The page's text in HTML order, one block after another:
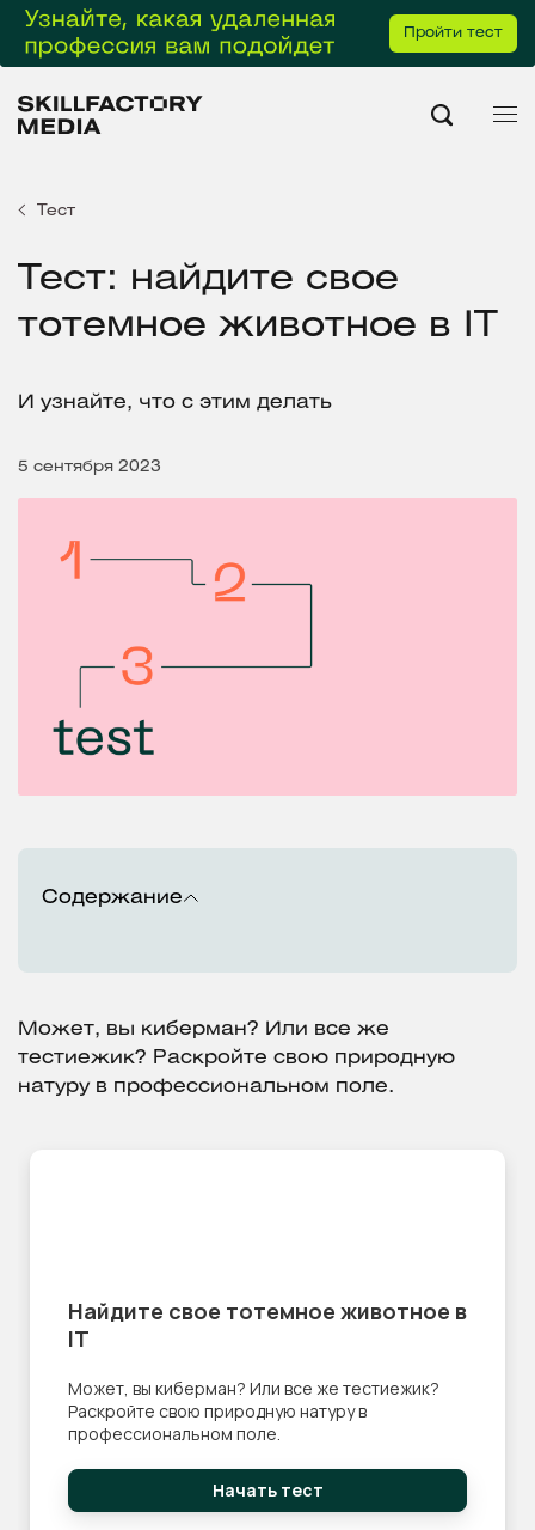
Пройти тест
Тест
Тест: найдите свое
тотемное животное в IT
И узнайте, что с этим делать
5 сентября 2023
Содержание
Может, вы киберман? Или все же
тестиежик? Раскройте свою природную
натуру в профессиональном поле.